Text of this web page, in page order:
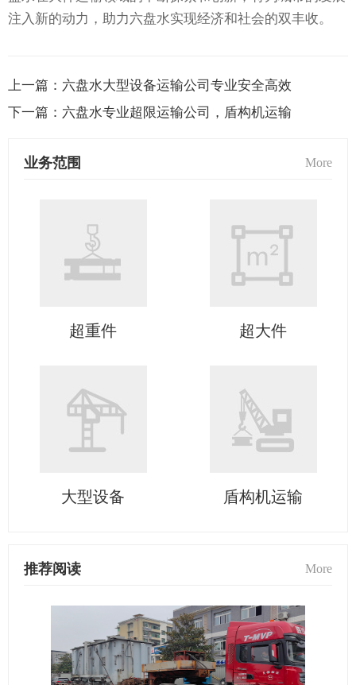
注入新的动力，助力六盘水实现经济和社会的双丰收。
上一篇： 六盘水大型设备运输公司专业安全高效
下一篇： 六盘水专业超限运输公司，盾构机运输
业务范围 More
超重件 超大件
大型设备 盾构机运输
推荐阅读 More